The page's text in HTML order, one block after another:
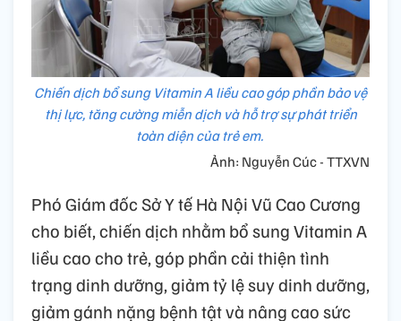
Chiến dịch bổ sung Vitamin A liều cao góp phần bảo vệ
thị lực, tăng cường miễn dịch và hỗ trợ sự phát triển
toàn diện của trẻ em.
Ảnh: Nguyễn Cúc - TTXVN
Phó Giám đốc Sở Y tế Hà Nội Vũ Cao Cương
cho biết, chiến dịch nhằm bổ sung Vitamin A
liều cao cho trẻ, góp phần cải thiện tình
trạng dinh dưỡng, giảm tỷ lệ suy dinh dưỡng,
giảm gánh nặng bệnh tật và nâng cao sức